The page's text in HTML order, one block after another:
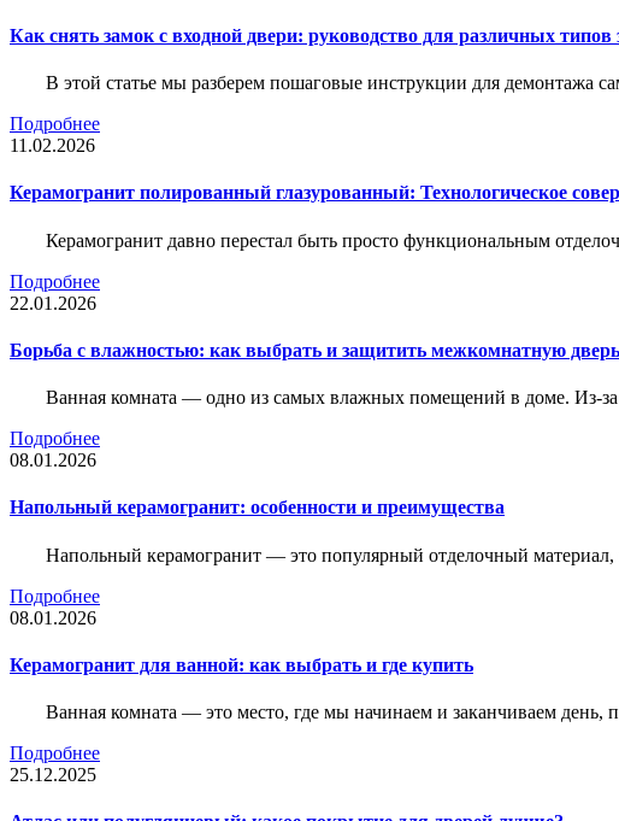
Как снять замок с входной двери: руководство для различных типов
В этой статье мы разберем пошаговые инструкции для демонтажа
Подробнее
11.02.2026
Керамогранит полированный глазурованный: Технологическое
Керамогранит давно перестал быть просто функциональным
Подробнее
22.01.2026
Борьба с влажностью: как выбрать и защитить межкомнатную
Ванная комната — одно из самых влажных помещений в доме. Из-за
Подробнее
08.01.2026
Напольный керамогранит: особенности и преимущества
Напольный керамогранит — это популярный отделочный
Подробнее
08.01.2026
Керамогранит для ванной: как выбрать и где купить
Ванная комната — это место, где мы начинаем и заканчиваем
Подробнее
25.12.2025